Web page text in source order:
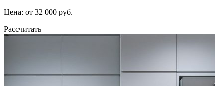
Цена: от 32 000 руб.
Рассчитать